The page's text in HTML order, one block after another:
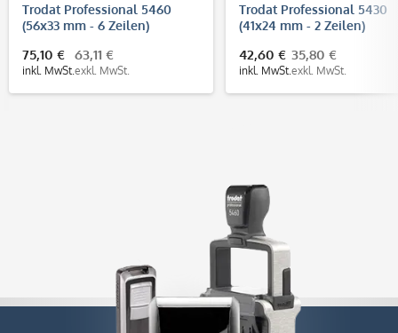
Trodat Professional 5460
(56x33 mm - 6 Zeilen)
75,10 €
inkl. MwSt.
63,11 €
exkl. MwSt.
Trodat Professional 5430
(41x24 mm - 2 Zeilen)
42,60 €
inkl. MwSt.
35,80 €
exkl. MwSt.